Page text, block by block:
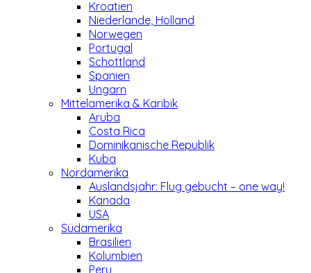
Kroatien
Niederlande, Holland
Norwegen
Portugal
Schottland
Spanien
Ungarn
Mittelamerika & Karibik
Aruba
Costa Rica
Dominikanische Republik
Kuba
Nordamerika
Auslandsjahr: Flug gebucht – one way!
Kanada
USA
Südamerika
Brasilien
Kolumbien
Peru